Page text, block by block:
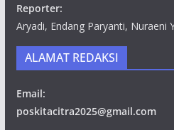
Reporter:
Aryadi, Endang Paryanti, Nuraeni
ALAMAT REDAKSI
Email:
poskitacitra2025@gmail.com